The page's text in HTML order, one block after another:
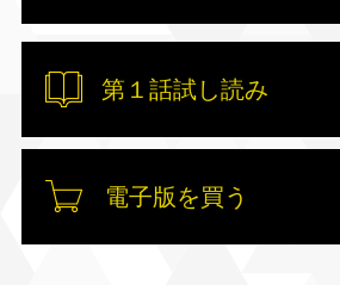
第１話試し読み
電子版を買う